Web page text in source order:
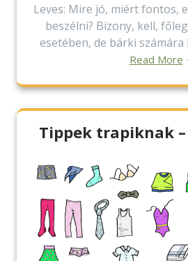
Leves: Mire jó, miért fontos,
beszélni? Bizony, kell,
esetében, de bárki számára
Read More
Tippek trapiknak